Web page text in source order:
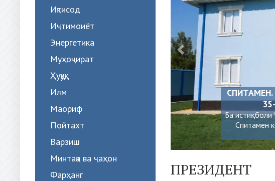
Иқтисод
Иҷтимоиёт
Энергетика
Муҳоҷират
Ҳуқуқ
Илм
Маориф
Пойтахт
Варзиш
Минтақа ва ҷаҳон
Фарҳанг
Ба
Спитамен
миллат, Президенти Ҷумҳурии
ПРЕЗИДЕНТ